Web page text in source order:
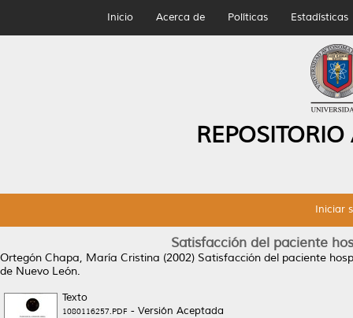
Inicio Acerca de Políticas Estadísticas
Iniciar
Satisfacción del paciente
Ortegón Chapa, María Cristina (2002) Satisfacción del paciente
de Nuevo León.
Texto
1080116257.PDF - Versión Aceptada